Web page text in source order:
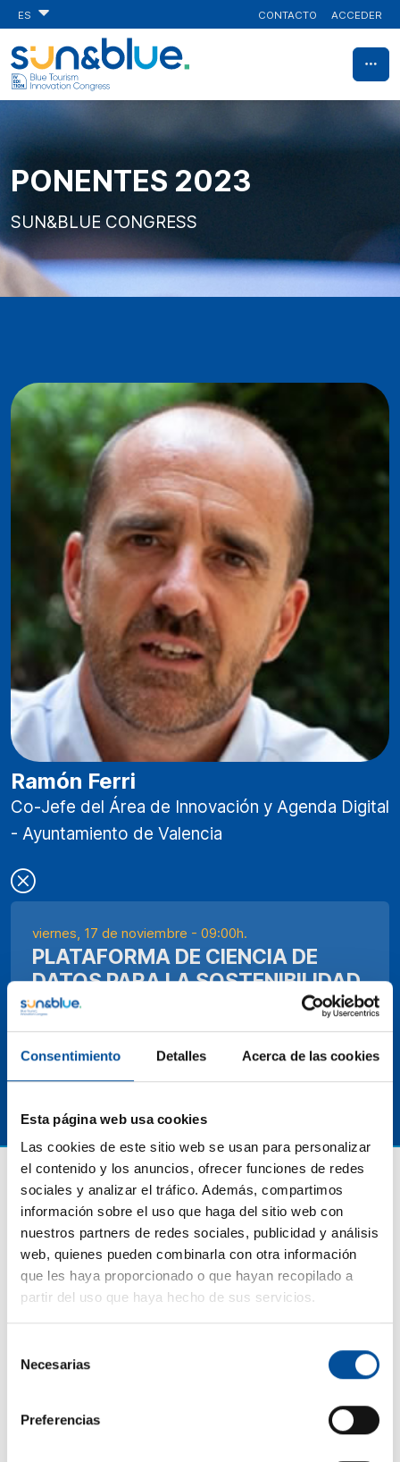
Consentimiento Detalles Acerca de las cookies
Esta página web usa cookies
Las cookies de este sitio web se usan para personalizar
el contenido y los anuncios, ofrecer funciones de redes
sociales y analizar el tráfico. Además, compartimos
información sobre el uso que haga del sitio web con
nuestros partners de redes sociales, publicidad y análisis
web, quienes pueden combinarla con otra información
que les haya proporcionado o que hayan recopilado a
partir del uso que haya hecho de sus servicios.
Necesarias
Preferencias
ES CONTACTO ACCEDER
PONENTES 2023
SUN&BLUE CONGRESS
Ramón Ferri
Co-Jefe del Área de Innovación y Agenda Digital
- Ayuntamiento de Valencia
viernes, 17 de noviembre - 09:00h.
PLATAFORMA DE CIENCIA DE
DATOS PARA LA SOSTENIBILIDAD
TURÍSTICA
press@sunandbluecongress.com